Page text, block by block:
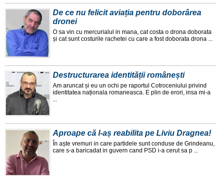
De ce nu felicit aviația pentru doborârea
dronei
O sa vin cu mercurialul in mana, cat costa o drona doborata
și cat sunt costurile rachetei cu care a fost doborata drona ...
Destructurarea identității românești
Am aruncat și eu un ochi pe raportul Cotroceniului privind
identitatea naționala romaneasca. E plin de erori, insa mi-a
...
Aproape că l-aș reabilita pe Liviu Dragnea!
În aște vremuri in care partidele sunt conduse de Grindeanu,
care s-a baricadat in guvern cand PSD i-a cerut sa p ...